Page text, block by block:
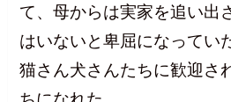
て、母からは実家を追い出
はいないと卑屈になってい
猫さん犬さんたちに歓迎さ